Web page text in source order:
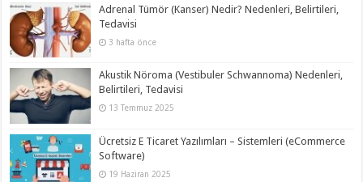
Adrenal Tümör (Kanser) Nedir? Nedenleri, Belirtileri,
Tedavisi
3 hafta önce
Akustik Nöroma (Vestibuler Schwannoma) Nedenleri,
Belirtileri, Tedavisi
13 Temmuz 2025
Ücretsiz E Ticaret Yazılımları – Sistemleri (eCommerce
Software)
19 Haziran 2025